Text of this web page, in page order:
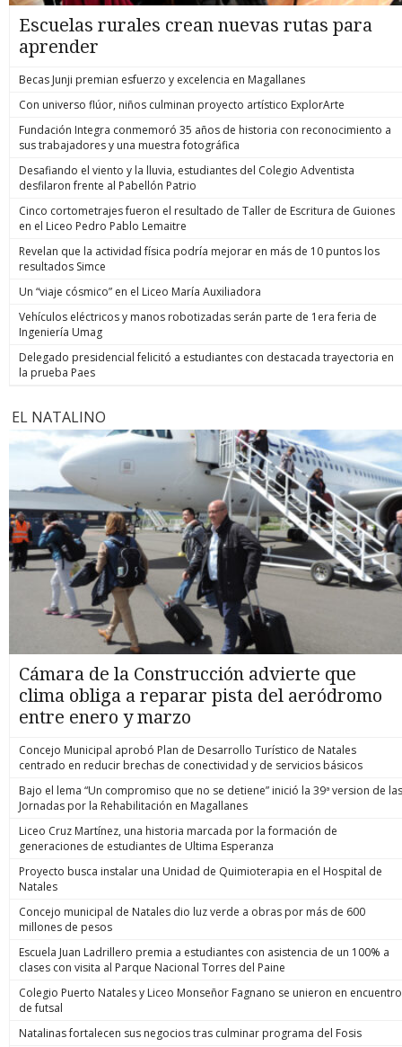
Escuelas rurales crean nuevas rutas para
aprender
Becas Junji premian esfuerzo y excelencia en Magallanes
Con universo flúor, niños culminan proyecto artístico ExplorArte
Fundación Integra conmemoró 35 años de historia con reconocimiento a
sus trabajadores y una muestra fotográfica
Desafiando el viento y la lluvia, estudiantes del Colegio Adventista
desfilaron frente al Pabellón Patrio
Cinco cortometrajes fueron el resultado de Taller de Escritura de Guiones
en el Liceo Pedro Pablo Lemaitre
Revelan que la actividad física podría mejorar en más de 10 puntos los
resultados Simce
Un “viaje cósmico” en el Liceo María Auxiliadora
Vehículos eléctricos y manos robotizadas serán parte de 1era feria de
Ingeniería Umag
Delegado presidencial felicitó a estudiantes con destacada trayectoria en
la prueba Paes
EL NATALINO
Cámara de la Construcción advierte que
clima obliga a reparar pista del aeródromo
entre enero y marzo
Concejo Municipal aprobó Plan de Desarrollo Turístico de Natales
centrado en reducir brechas de conectividad y de servicios básicos
Bajo el lema “Un compromiso que no se detiene” inició la 39ª version de las
Jornadas por la Rehabilitación en Magallanes
Liceo Cruz Martínez, una historia marcada por la formación de
generaciones de estudiantes de Ultima Esperanza
Proyecto busca instalar una Unidad de Quimioterapia en el Hospital de
Natales
Concejo municipal de Natales dio luz verde a obras por más de 600
millones de pesos
Escuela Juan Ladrillero premia a estudiantes con asistencia de un 100% a
clases con visita al Parque Nacional Torres del Paine
Colegio Puerto Natales y Liceo Monseñor Fagnano se unieron en encuentro
de futsal
Natalinas fortalecen sus negocios tras culminar programa del Fosis